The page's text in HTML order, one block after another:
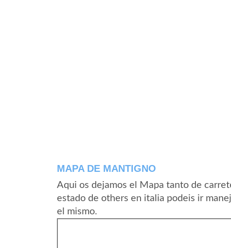
MAPA DE MANTIGNO
Aqui os dejamos el Mapa tanto de
estado de others en italia podeis ir
el mismo.